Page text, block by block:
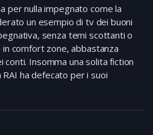
per nulla impegnato come la
un esempio di tv dei buoni
senza temi scottanti o
comfort zone, abbastanza
Insomma una solita fiction
ha defecato per i suoi